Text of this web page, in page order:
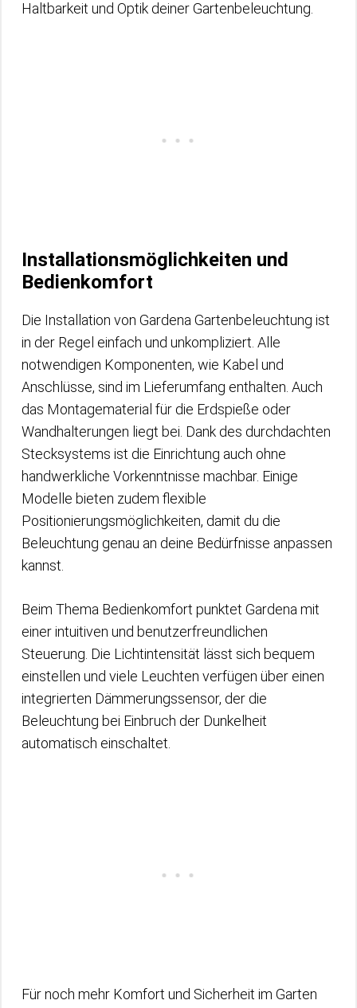
Haltbarkeit und Optik deiner Gartenbeleuchtung.
Installationsmöglichkeiten und
Bedienkomfort
Die Installation von Gardena Gartenbeleuchtung ist
in der Regel einfach und unkompliziert. Alle
notwendigen Komponenten, wie Kabel und
Anschlüsse, sind im Lieferumfang enthalten. Auch
das Montagematerial für die Erdspieße oder
Wandhalterungen liegt bei. Dank des durchdachten
Stecksystems ist die Einrichtung auch ohne
handwerkliche Vorkenntnisse machbar. Einige
Modelle bieten zudem flexible
Positionierungsmöglichkeiten, damit du die
Beleuchtung genau an deine Bedürfnisse anpassen
kannst.
Beim Thema Bedienkomfort punktet Gardena mit
einer intuitiven und benutzerfreundlichen
Steuerung. Die Lichtintensität lässt sich bequem
einstellen und viele Leuchten verfügen über einen
integrierten Dämmerungssensor, der die
Beleuchtung bei Einbruch der Dunkelheit
automatisch einschaltet.
Für noch mehr Komfort und Sicherheit im Garten